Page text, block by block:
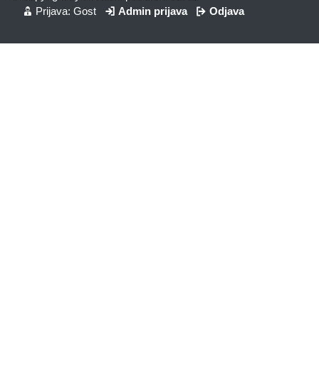
Prijava: Gost
Admin prijava Odjava